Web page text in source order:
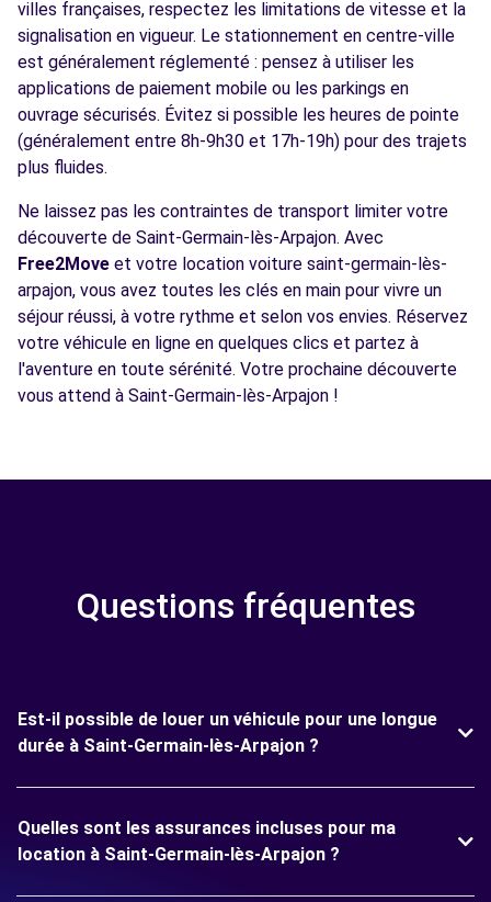
villes françaises, respectez les limitations de vitesse et la
signalisation en vigueur. Le stationnement en centre-ville
est généralement réglementé : pensez à utiliser les
applications de paiement mobile ou les parkings en
ouvrage sécurisés. Évitez si possible les heures de pointe
(généralement entre 8h-9h30 et 17h-19h) pour des trajets
plus fluides.
Ne laissez pas les contraintes de transport limiter votre
découverte de Saint-Germain-lès-Arpajon. Avec
Free2Move et votre location voiture saint-germain-lès-
arpajon, vous avez toutes les clés en main pour vivre un
séjour réussi, à votre rythme et selon vos envies. Réservez
votre véhicule en ligne en quelques clics et partez à
l'aventure en toute sérénité. Votre prochaine découverte
vous attend à Saint-Germain-lès-Arpajon !
Questions fréquentes
Est-il possible de louer un véhicule pour une longue
durée à Saint-Germain-lès-Arpajon ?
Quelles sont les assurances incluses pour ma
location à Saint-Germain-lès-Arpajon ?